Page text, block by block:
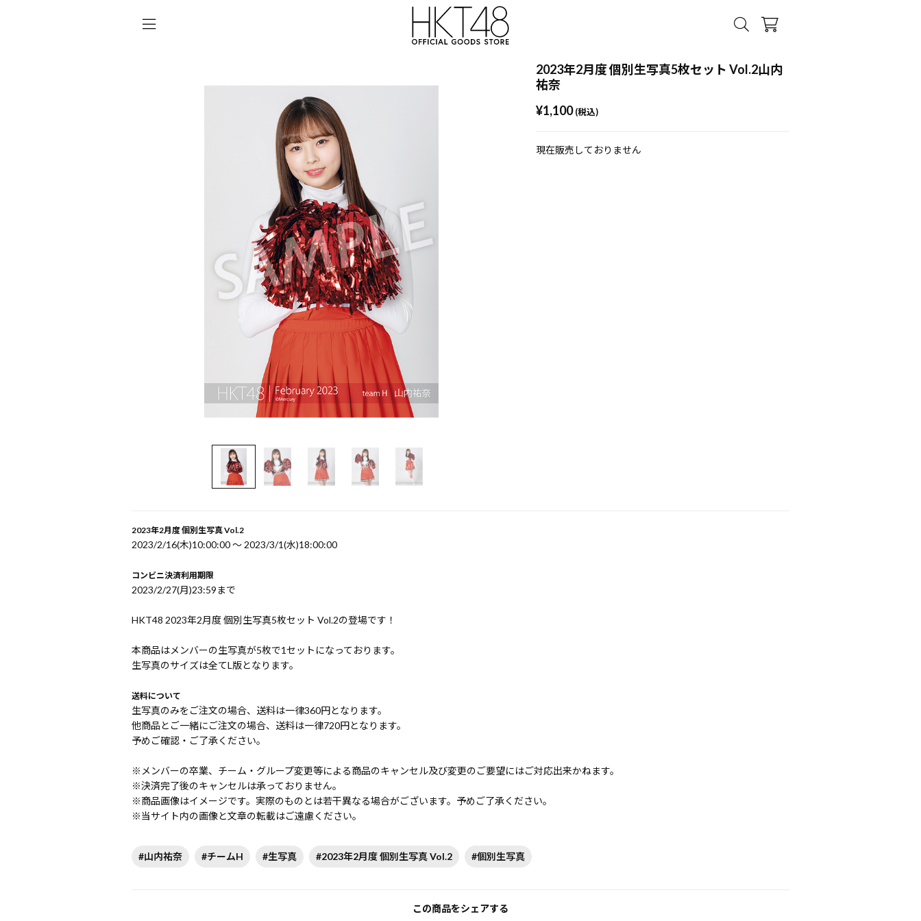
2023年2月度 個別生写真5枚セット Vol.2山内
祐奈
¥1,100 (税込)
現在販売しておりません
2023年2月度 個別生写真 Vol.2
2023/2/16(木)10:00:00 〜 2023/3/1(水)18:00:00
コンビニ決済利用期限
2023/2/27(月)23:59まで
HKT48 2023年2月度 個別生写真5枚セット Vol.2の登場です！
本商品はメンバーの生写真が5枚で1セットになっております。
生写真のサイズは全てL版となります。
送料について
生写真のみをご注文の場合、送料は一律360円となります。
他商品とご一緒にご注文の場合、送料は一律720円となります。
予めご確認・ご了承ください。
※メンバーの卒業、チーム・グループ変更等による商品のキャンセル及び変更のご要望にはご対応出来かねます。
※決済完了後のキャンセルは承っておりません。
※商品画像はイメージです。実際のものとは若干異なる場合がございます。予めご了承ください。
※当サイト内の画像と文章の転載はご遠慮ください。
#山内祐奈 #チームH #生写真 #2023年2月度 個別生写真 Vol.2 #個別生写真
この商品をシェアする